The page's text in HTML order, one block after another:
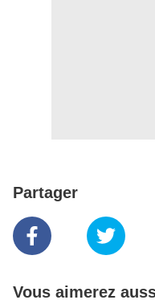
Partager
Vous aimerez